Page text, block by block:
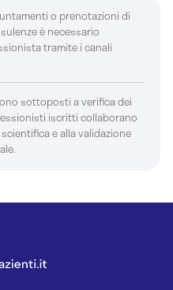
o prenotazioni di
è necessario
tramite i canali
sottoposti a verifica dei
iscritti collaborano
e alla validazione